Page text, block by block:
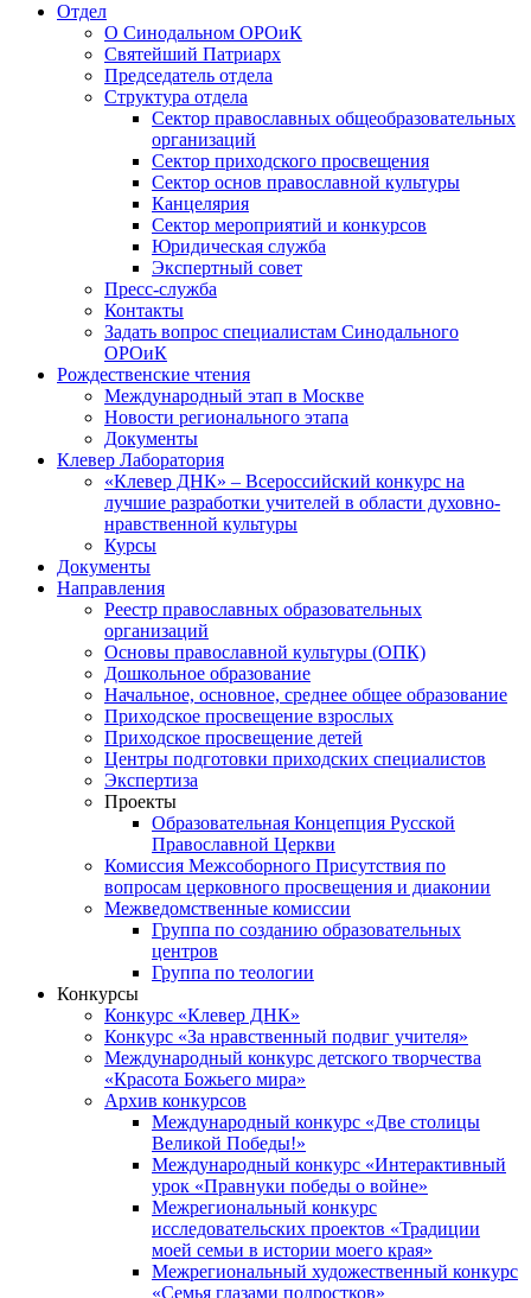
Отдел
О Синодальном ОРОиК
Святейший Патриарх
Председатель отдела
Структура отдела
Сектор православных общеобразовательных
организаций
Сектор приходского просвещения
Сектор основ православной культуры
Канцелярия
Сектор мероприятий и конкурсов
Юридическая служба
Экспертный совет
Пресс-служба
Контакты
Задать вопрос специалистам Синодального
ОРОиК
Рождественские чтения
Международный этап в Москве
Новости регионального этапа
Документы
Клевер Лаборатория
«Клевер ДНК» – Всероссийский конкурс на
лучшие разработки учителей в области духовно-
нравственной культуры
Курсы
Документы
Направления
Реестр православных образовательных
организаций
Основы православной культуры (ОПК)
Дошкольное образование
Начальное, основное, среднее общее образование
Приходское просвещение взрослых
Приходское просвещение детей
Центры подготовки приходских специалистов
Экспертиза
Проекты
Образовательная Концепция Русской
Православной Церкви
Комиссия Межсоборного Присутствия по
вопросам церковного просвещения и диаконии
Межведомственные комиссии
Группа по созданию образовательных
центров
Группа по теологии
Конкурсы
Конкурс «Клевер ДНК»
Конкурс «За нравственный подвиг учителя»
Международный конкурс детского творчества
«Красота Божьего мира»
Архив конкурсов
Международный конкурс «Две столицы
Великой Победы!»
Международный конкурс «Интерактивный
урок «Правнуки победы о войне»
Межрегиональный конкурс
исследовательских проектов «Традиции
моей семьи в истории моего края»
Межрегиональный художественный конкурс
«Семья глазами подростков»